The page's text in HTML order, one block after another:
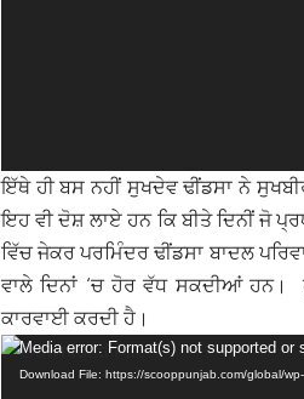
ਇੱਥੇ ਹੀ ਬਸ ਨਹੀਂ ਸੁਖਦੇਵ ਢੀਂਡਸਾ ਨੇ
ਇਹ ਵੀ ਦੋਸ਼ ਲਾਏ ਹਨ ਕਿ ਬੀਤੇ ਦਿਨੀਂ ਜੋ
ਵਿੱਚ ਜੇਕਰ ਪਰਮਿੰਦਰ ਢੀਂਡਸਾ ਬਾਦਲ
ਵਾਲੇ ਦਿਨਾਂ ‘ਚ ਹੋਰ ਵੱਧ ਸਕਦੀਆਂ ਹਨ।
ਕਾਰਵਾਈ ਕਰਦੀ ਹੈ।
Video
Player
Media error: Format(s) not supported or
Download File: https://scooppunjab.com/global/